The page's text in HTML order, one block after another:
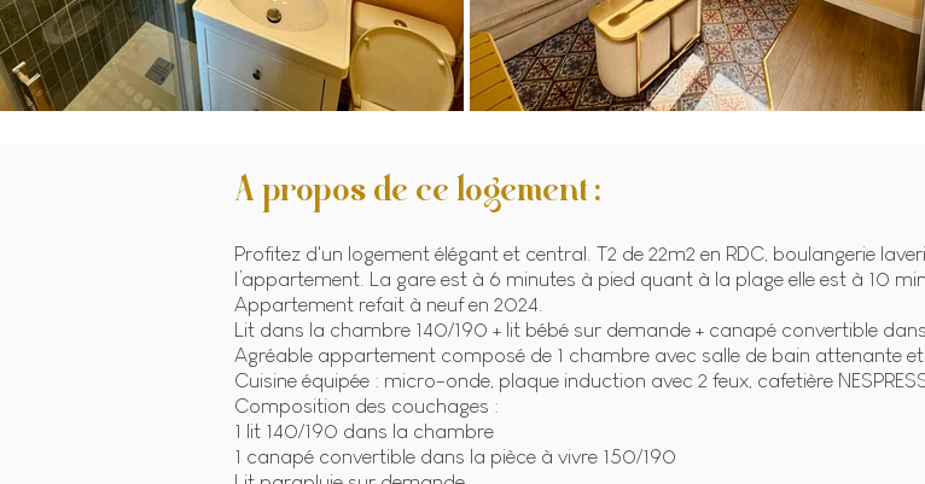
A propos de ce logement :
Profitez d'un logement élégant et central. T2 de 22m2 en RDC, boulangerie
l’appartement. La gare est à 6 minutes à pied quant à la plage elle est à 10
Appartement refait à neuf en 2024.
Lit dans la chambre 140/190 + lit bébé sur demande + canapé convertible
Agréable appartement composé de 1 chambre avec salle de bain attenante
Cuisine équipée : micro-onde, plaque induction avec 2 feux, cafetière
Composition des couchages :
1 lit 140/190 dans la chambre
1 canapé convertible dans la pièce à vivre 150/190